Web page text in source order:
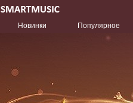
Новинки Популярное